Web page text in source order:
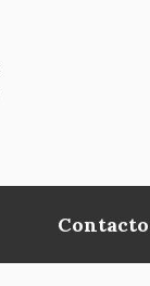
Contacto